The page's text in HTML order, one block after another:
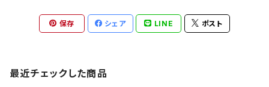
保存 シェア LINE ポスト
最近チェックした商品